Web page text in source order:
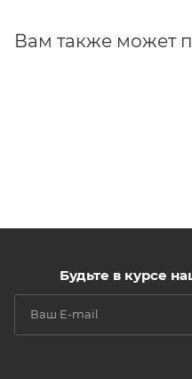
Вам также может
Будьте в курсе